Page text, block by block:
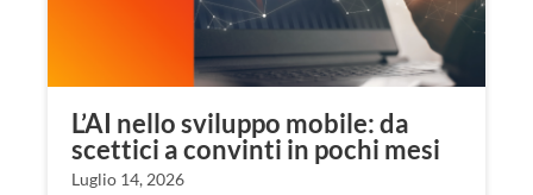
L’AI nello sviluppo mobile: da
scettici a convinti in pochi mesi
Luglio 14, 2026